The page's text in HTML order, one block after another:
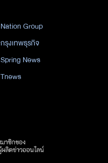
Nation Group
กรุงเทพธุรกิจ
Spring News
Tnews